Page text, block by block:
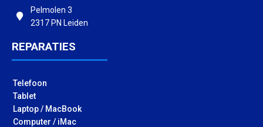
Pelmolen 3
2317 PN Leiden
REPARATIES
Telefoon
Tablet
Laptop / MacBook
Computer / iMac